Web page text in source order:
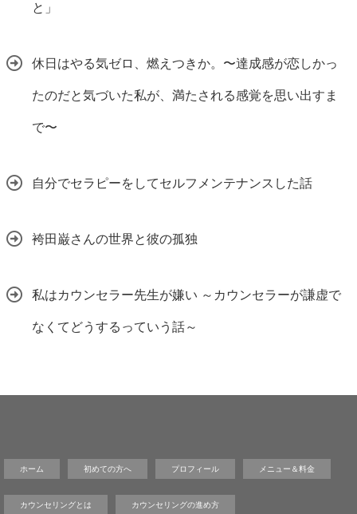
と」
休日はやる気ゼロ、燃えつきか。〜達成感が恋しかっ
たのだと気づいた私が、満たされる感覚を思い出すま
で〜
自分でセラピーをしてセルフメンテナンスした話
袴田巌さんの世界と彼の孤独
私はカウンセラー先生が嫌い ～カウンセラーが謙虚で
なくてどうするっていう話～
ホーム 初めての方へ プロフィール メニュー＆料金
カウンセリングとは カウンセリングの進め方